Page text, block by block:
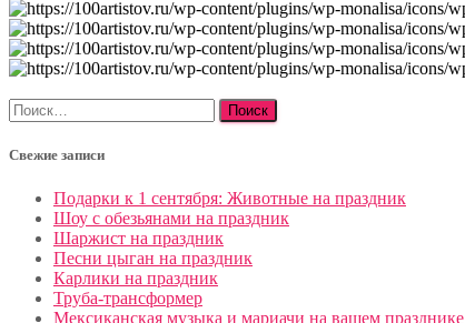
Найти:
Свежие записи
Подарки к 1 сентября: Животные на праздник
Шоу с обезьянами на праздник
Шаржист на праздник
Песни цыган на праздник
Карлики на праздник
Труба-трансформер
Мексиканская музыка и мариачи на вашем празднике